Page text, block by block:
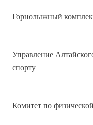
Горнолыжный
Управление
спорту
Комитет по